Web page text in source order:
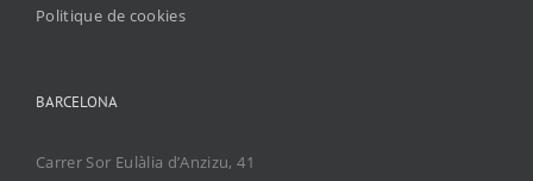
Politique de cookies
BARCELONA
Carrer Sor Eulàlia d’Anzizu, 41